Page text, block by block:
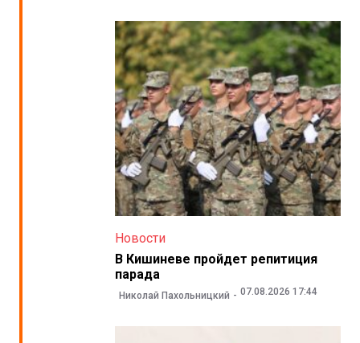
Новости
В Кишиневе пройдет репитиция
парада
Николай Пахольницкий 07.08.2026 17:44